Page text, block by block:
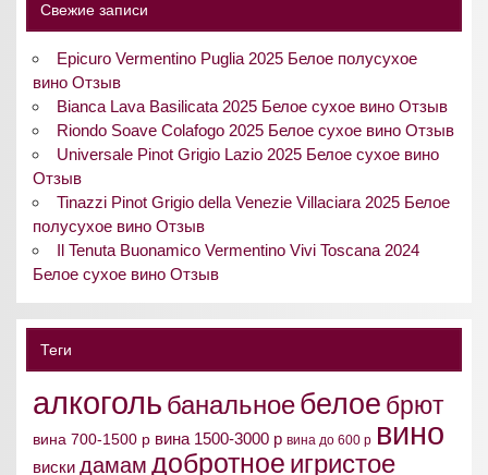
Свежие записи
Epicuro Vermentino Puglia 2025 Белое полусухое
вино Отзыв
Bianca Lava Basilicata 2025 Белое сухое вино Отзыв
Riondo Soave Colafogo 2025 Белое сухое вино Отзыв
Universale Pinot Grigio Lazio 2025 Белое сухое вино
Отзыв
Tinazzi Pinot Grigio della Venezie Villaciara 2025 Белое
полусухое вино Отзыв
Il Tenuta Buonamico Vermentino Vivi Toscana 2024
Белое сухое вино Отзыв
Теги
алкоголь банальноебелое брют
вина 700-1500 р вина 1500-3000 р вина до 600 р вино
виски дамам добротное игристое